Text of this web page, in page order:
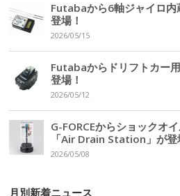
Futabaから6軸ジャイロ内
登場！
2026/05/15
Futabaからドリフトカー
登場！
2026/05/12
G-FORCEからショックオ
「Air Drain Station」が登
2026/05/08
月別新着ニュース